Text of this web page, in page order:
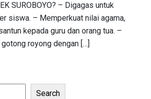
SUROBOYO? – Digagas untuk
siswa. – Memperkuat nilai agama,
kepada guru dan orang tua. –
royong dengan […]
Search